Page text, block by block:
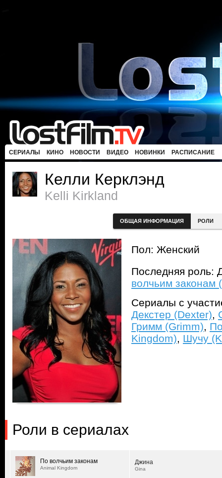
СЕРИАЛЫ КИНО НОВОСТИ ВИДЕО НОВИНКИ РАСПИСАНИЕ
Келли Керклэнд
Kelli Kirkland
ОБЩАЯ ИНФОРМАЦИЯ РОЛИ
Пол: Женский
Последняя роль:
волчьим законам
Сериалы с
Декстер (Dexter),
Гримм (Grimm),
Kingdom), Шучу
Роли в сериалах
По волчьим законам
Animal Kingdom
Джина
Gina